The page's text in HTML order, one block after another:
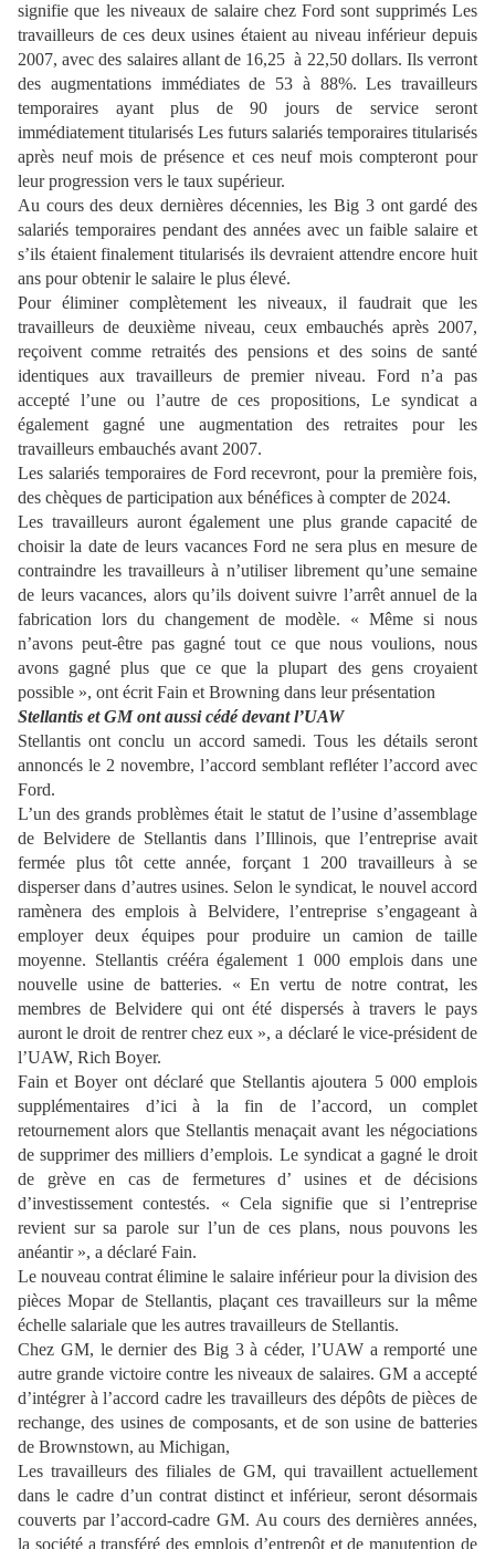
signifie que les niveaux de salaire chez Ford sont supprimés Les
travailleurs de ces deux usines étaient au niveau inférieur depuis
2007, avec des salaires allant de 16,25 à 22,50 dollars. Ils verront
des augmentations immédiates de 53 à 88%. Les travailleurs
temporaires ayant plus de 90 jours de service seront
immédiatement titularisés Les futurs salariés temporaires titularisés
après neuf mois de présence et ces neuf mois compteront pour
leur progression vers le taux supérieur.
Au cours des deux dernières décennies, les Big 3 ont gardé des
salariés temporaires pendant des années avec un faible salaire et
s’ils étaient finalement titularisés ils devraient attendre encore huit
ans pour obtenir le salaire le plus élevé.
Pour éliminer complètement les niveaux, il faudrait que les
travailleurs de deuxième niveau, ceux embauchés après 2007,
reçoivent comme retraités des pensions et des soins de santé
identiques aux travailleurs de premier niveau. Ford n’a pas
accepté l’une ou l’autre de ces propositions, Le syndicat a
également gagné une augmentation des retraites pour les
travailleurs embauchés avant 2007.
Les salariés temporaires de Ford recevront, pour la première fois,
des chèques de participation aux bénéfices à compter de 2024.
Les travailleurs auront également une plus grande capacité de
choisir la date de leurs vacances Ford ne sera plus en mesure de
contraindre les travailleurs à n’utiliser librement qu’une semaine
de leurs vacances, alors qu’ils doivent suivre l’arrêt annuel de la
fabrication lors du changement de modèle. « Même si nous
n’avons peut-être pas gagné tout ce que nous voulions, nous
avons gagné plus que ce que la plupart des gens croyaient
possible », ont écrit Fain et Browning dans leur présentation
Stellantis et GM ont aussi cédé devant l’UAW
Stellantis ont conclu un accord samedi. Tous les détails seront
annoncés le 2 novembre, l’accord semblant refléter l’accord avec
Ford.
L’un des grands problèmes était le statut de l’usine d’assemblage
de Belvidere de Stellantis dans l’Illinois, que l’entreprise avait
fermée plus tôt cette année, forçant 1 200 travailleurs à se
disperser dans d’autres usines. Selon le syndicat, le nouvel accord
ramènera des emplois à Belvidere, l’entreprise s’engageant à
employer deux équipes pour produire un camion de taille
moyenne. Stellantis crééra également 1 000 emplois dans une
nouvelle usine de batteries. « En vertu de notre contrat, les
membres de Belvidere qui ont été dispersés à travers le pays
auront le droit de rentrer chez eux », a déclaré le vice-président de
l’UAW, Rich Boyer.
Fain et Boyer ont déclaré que Stellantis ajoutera 5 000 emplois
supplémentaires d’ici à la fin de l’accord, un complet
retournement alors que Stellantis menaçait avant les négociations
de supprimer des milliers d’emplois. Le syndicat a gagné le droit
de grève en cas de fermetures d’ usines et de décisions
d’investissement contestés. « Cela signifie que si l’entreprise
revient sur sa parole sur l’un de ces plans, nous pouvons les
anéantir », a déclaré Fain.
Le nouveau contrat élimine le salaire inférieur pour la division des
pièces Mopar de Stellantis, plaçant ces travailleurs sur la même
échelle salariale que les autres travailleurs de Stellantis.
Chez GM, le dernier des Big 3 à céder, l’UAW a remporté une
autre grande victoire contre les niveaux de salaires. GM a accepté
d’intégrer à l’accord cadre les travailleurs des dépôts de pièces de
rechange, des usines de composants, et de son usine de batteries
de Brownstown, au Michigan,
Les travailleurs des filiales de GM, qui travaillent actuellement
dans le cadre d’un contrat distinct et inférieur, seront désormais
couverts par l’accord-cadre GM. Au cours des dernières années,
la société a transféré des emplois d’entrepôt et de manutention de